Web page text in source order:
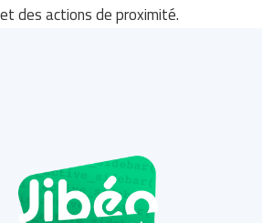
et des actions de proximité.